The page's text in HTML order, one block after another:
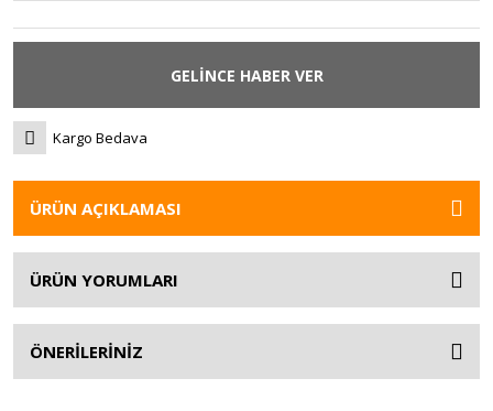
GELİNCE HABER VER
Kargo Bedava
ÜRÜN AÇIKLAMASI
ÜRÜN YORUMLARI
ÖNERİLERİNİZ